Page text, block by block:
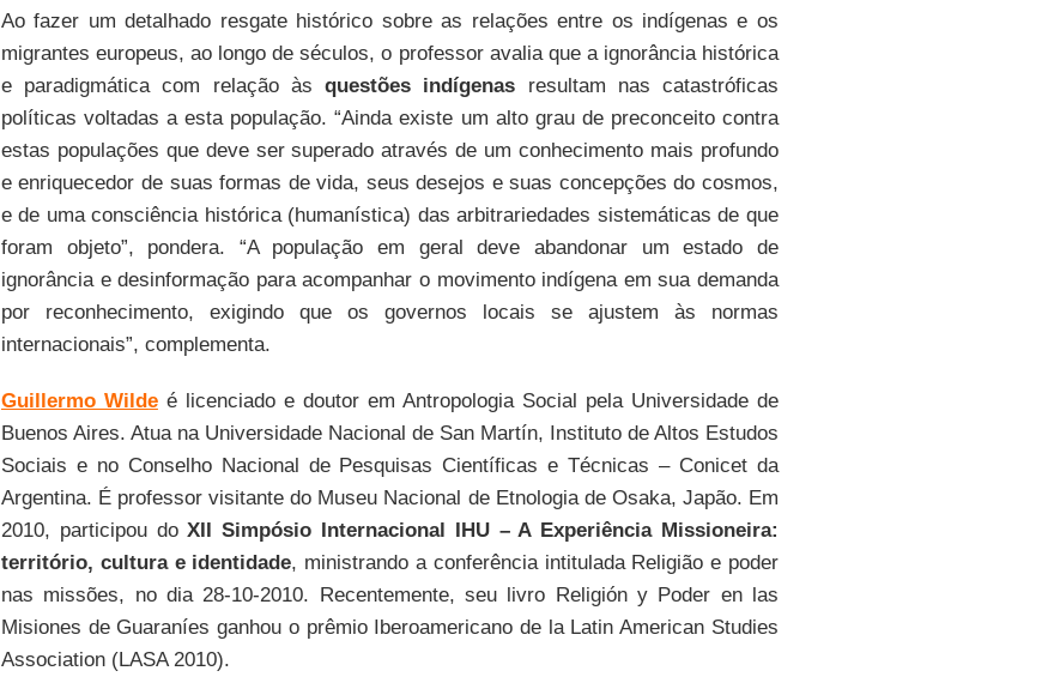
Ao fazer um detalhado resgate histórico sobre as relações entre os indígenas e os
migrantes europeus, ao longo de séculos, o professor avalia que a ignorância histórica
e paradigmática com relação àsquestões indígenas resultam nas catastróficas
políticas voltadas a esta população. “Ainda existe um alto grau de preconceito contra
estas populações que deve ser superado através de um conhecimento mais profundo
e enriquecedor de suas formas de vida, seus desejos e suas concepções do cosmos,
e de uma consciência histórica (humanística) das arbitrariedades sistemáticas de que
foram objeto”, pondera. “A população em geral deve abandonar um estado de
ignorância e desinformação para acompanhar o movimento indígena em sua demanda
por reconhecimento, exigindo que os governos locais se ajustem às normas
internacionais”, complementa.
Guillermo Wildeé licenciado e doutor em Antropologia Social pela Universidade de
Buenos Aires. Atua na Universidade Nacional de San Martín, Instituto de Altos Estudos
Sociais e no Conselho Nacional de Pesquisas Científicas e Técnicas – Conicet da
Argentina. É professor visitante do Museu Nacional de Etnologia de Osaka, Japão. Em
2010, participou doXII Simpósio Internacional IHU – A Experiência Missioneira:
território, cultura e identidade, ministrando a conferência intitulada Religião e poder
nas missões, no dia 28-10-2010. Recentemente, seu livro Religión y Poder en las
Misiones de Guaraníes ganhou o prêmio Iberoamericano de la Latin American Studies
Association (LASA 2010).